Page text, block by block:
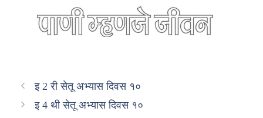
इ 2 री सेतू अभ्यास दिवस १०
इ 4 थी सेतू अभ्यास दिवस १०